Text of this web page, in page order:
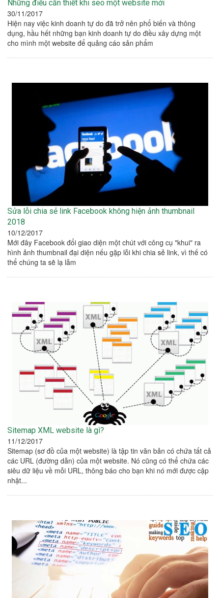
Những điều cần thiết khi seo một website mới
30/11/2017
Hiện nay việc kinh doanh tự do đã trở nên phổ biến và thông
dụng, hầu hết những bạn kinh doanh tự do điều xây dựng một
cho mình một website để quảng cáo sản phẩm
Sửa lỗi chia sẻ link Facebook không hiện ảnh thumbnail
2018
10/12/2017
Mới đây Facebook đổi giao diện một chút với công cụ "khui" ra
hình ảnh thumbnail đại diện nếu gặp lỗi khi chia sẻ link, vì thế có
thể chúng ta sẽ lạ lẫm
Sitemap XML website là gì?
11/12/2017
Sitemap (sơ đồ của một website) là tập tin văn bản có chứa tất cả
các URL (đường dẫn) của một website. Nó cũng có thể chứa các
siêu dữ liệu về mỗi URL, thông báo cho bạn khi nó mới được cập
nhật...